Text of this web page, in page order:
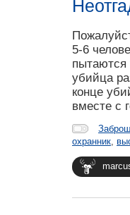
5-6
пытаются
убийца
конце
вместе с
охранник